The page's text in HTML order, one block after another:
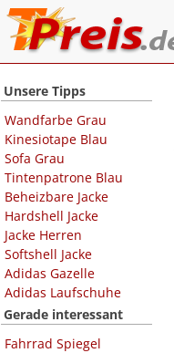
Unsere Tipps
Wandfarbe Grau
Kinesiotape Blau
Sofa Grau
Tintenpatrone Blau
Beheizbare Jacke
Hardshell Jacke
Jacke Herren
Softshell Jacke
Adidas Gazelle
Adidas Laufschuhe
Gerade interessant
Fahrrad Spiegel